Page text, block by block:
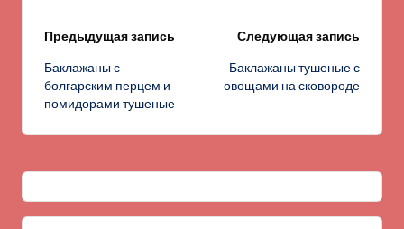
Навигация
записи
Предыдущая запись
Баклажаны с
болгарским перцем и
помидорами тушеные
Следующая запись
Баклажаны тушеные с
овощами на сковороде